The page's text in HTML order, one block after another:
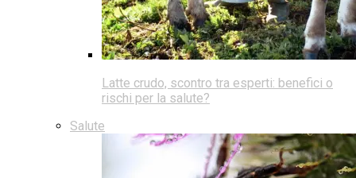
Latte crudo, scontro tra esperti: benefici o
rischi per la salute?
Salute